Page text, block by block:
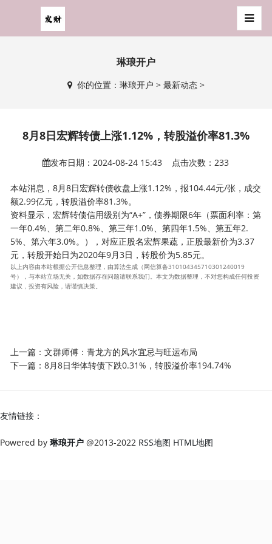
琳琅开户
你的位置： 琳琅开户 > 最新动态>
8月8日宏辉转债上涨1.12%，转股溢价率81.3%
发布日期：2024-08-24 15:43 点击次数：233
本站消息，8月8日宏辉转债收盘上涨1.12%，报104.44元/张，成交
额2.99亿元，转股溢价率81.3%。
资料显示，宏辉转债信用级别为“A+”，债券期限6年（票面利率：第
一年0.4%、第二年0.8%、第三年1.0%、第四年1.5%、第五年2.
5%、第六年3.0%。），对应正股名宏辉果蔬，正股最新价为3.37
元，转股开始日为2020年9月3日，转股价为5.85元。
以上内容由本站根据公开信息整理，由算法生成（网信算备310104345710301240019
号），与本站立场无关，如数据存在问题请联系我们。本文为数据整理，不对您构成任何投资
建议，投资有风险，请谨慎决策。
上一篇：文群师傅：青龙方的风水宜忌与旺运布局
下一篇：8月8日华体转债下跌0.31%，转股溢价率194.74%
友情链接：
Powered by 琳琅开户 @2013-2022 RSS地图 HTML地图